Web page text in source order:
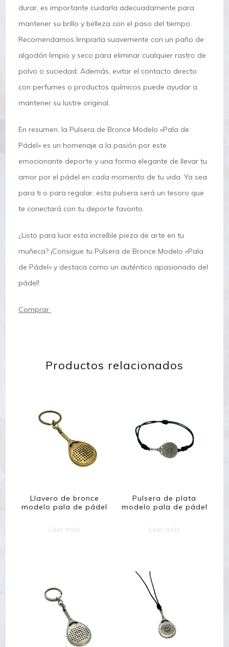
durar, es importante cuidarla adecuadamente para
mantener su brillo y belleza con el paso del tiempo.
Recomendamos limpiarla suavemente con un paño de
algodón limpio y seco para eliminar cualquier rastro de
polvo o suciedad. Además, evitar el contacto directo
con perfumes o productos químicos puede ayudar a
mantener su lustre original.
En resumen, la Pulsera de Bronce Modelo «Pala de
Pádel» es un homenaje a la pasión por este
emocionante deporte y una forma elegante de llevar tu
amor por el pádel en cada momento de tu vida. Ya sea
para ti o para regalar, esta pulsera será un tesoro que
te conectará con tu deporte favorito.
¿Listo para lucir esta increíble pieza de arte en tu
muñeca? ¡Consigue tu Pulsera de Bronce Modelo «Pala
de Pádel» y destaca como un auténtico apasionado del
pádel!
Comprar
Productos relacionados
Llavero de bronce
modelo pala de pádel
Leer más
Pulsera de plata
modelo pala de pádel
Leer más